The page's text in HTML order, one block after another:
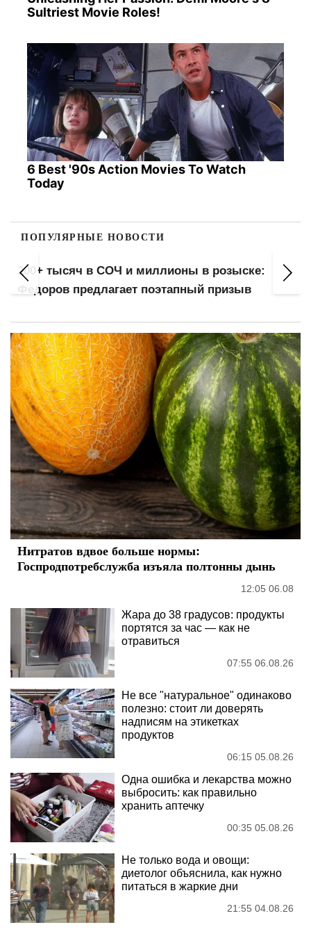
Sultriest Movie Roles!
6 Best '90s Action Movies To Watch
Today
ПОПУЛЯРНЫЕ НОВОСТИ
200+ тысяч в СОЧ и миллионы в розыске:
Федоров предлагает поэтапный призыв
Нитратов вдвое больше нормы:
Госпродпотребслужба изъяла полтонны дынь
12:05 06.08
Жара до 38 градусов: продукты
портятся за час — как не
отравиться
07:55 06.08.26
Не все "натуральное" одинаково
полезно: стоит ли доверять
надписям на этикетках
продуктов
06:15 05.08.26
Одна ошибка и лекарства можно
выбросить: как правильно
хранить аптечку
00:35 05.08.26
Не только вода и овощи:
диетолог объяснила, как нужно
питаться в жаркие дни
21:55 04.08.26